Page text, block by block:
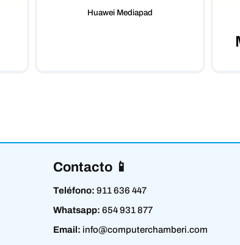
Huawei Mediapad
Contacto 📱
Teléfono: 911 636 447
Whatsapp: 654 931 877
Email: info@computerchamberi.com